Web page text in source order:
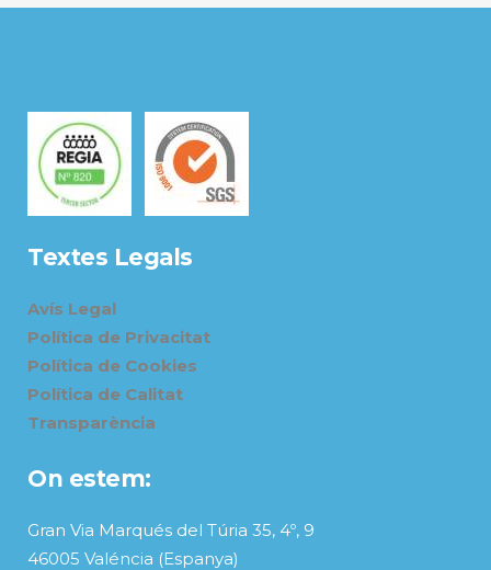
Textes Legals
Avís Legal
Política de Privacitat
Política de Cookies
Política de Calitat
Transparència
On estem:
Gran Via Marqués del Túria 35, 4º, 9
46005 Valéncia (Espanya)